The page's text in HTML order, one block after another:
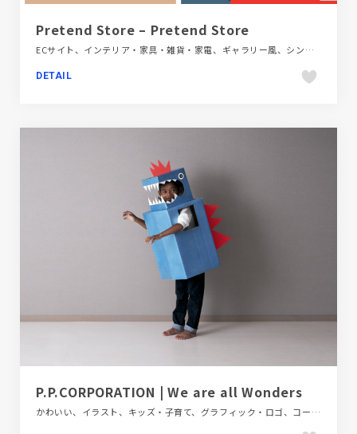
Pretend Store – Pretend Store
ECサイト、インテリア・家具・雑貨・家電、ギャラリー風、シンプル、ファッション・ビューティー、ホワイト系、ポップ、レッド系、大きめ写真、海外サイト
DETAIL
P.P.CORPORATION | We are all Wonders
かわいい、イラスト、キッズ・子育て、グラフィック・ロゴ、コーポレートサイト、フラットデザイン、ポップ、レッド系、医療・ヘルスケア、地域・団体・活動、大きめ写真、教育・学校、新卒・中途採用サイト、日本テイスト、映像